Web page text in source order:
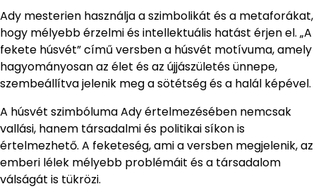
Ady mesterien használja a szimbolikát és a metaforákat,
hogy mélyebb érzelmi és intellektuális hatást érjen el. „A
fekete húsvét” című versben a húsvét motívuma, amely
hagyományosan az élet és az újjászületés ünnepe,
szembeállítva jelenik meg a sötétség és a halál képével.
A húsvét szimbóluma Ady értelmezésében nemcsak
vallási, hanem társadalmi és politikai síkon is
értelmezhető. A feketeség, ami a versben megjelenik, az
emberi lélek mélyebb problémáit és a társadalom
válságát is tükrözi.